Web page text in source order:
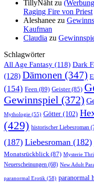
TillyNäht zu
Raging Fire von Priest
Aleshanee zu
Kaufman
Claudia zu
Schlagwörter
All Age Fantasy (118) Dark
(128) Dämonen (347)
(154) Feen (89) Geister(85)
Gewinnspiel (372)
Mythologie (55) Götter (102)
(429) historischer Liebesroman
(187) Liebesroman (182)
Monatsrückblick (87) Mysterie
Neuerscheinungen (68) New Adult
paranormal Erotik (58) paranormal